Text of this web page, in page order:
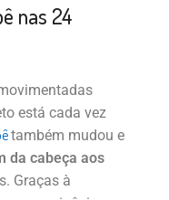
nas 24
está cada vez
também mudou e
da cabeça aos
Graças à